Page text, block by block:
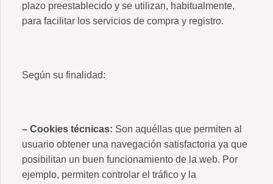
plazo preestablecido y se utilizan, habitualmente,
para facilitar los servicios de compra y registro.
Según su finalidad:
– Cookies técnicas: Son aquéllas que permiten al
usuario obtener una navegación satisfactoria ya que
posibilitan un buen funcionamiento de la web. Por
ejemplo, permiten controlar el tráfico y la